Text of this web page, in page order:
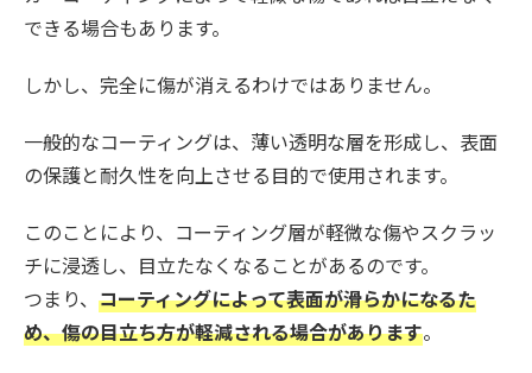
できる場合もあります。
しかし、完全に傷が消えるわけではありません。
一般的なコーティングは、薄い透明な層を形成し、表面
の保護と耐久性を向上させる目的で使用されます。
このことにより、コーティング層が軽微な傷やスクラッ
チに浸透し、目立たなくなることがあるのです。
つまり、 コーティングによって表面が滑らかになるた
め、傷の目立ち方が軽減される場合があります。